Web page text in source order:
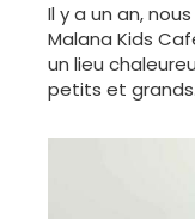
Il y a un an,
Malana Kids
un lieu
petits et